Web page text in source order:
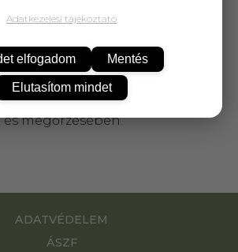
elősegíti a
felszívódását. Részt vesz a
a vér kalciumszintjének
a fogazat normál szerkezetének
megőrzésében.
ADATVÉDELEM
ÁSZF
Adatkezelési tájékoztató
elfogadom Mentés
Elutasítom mindet